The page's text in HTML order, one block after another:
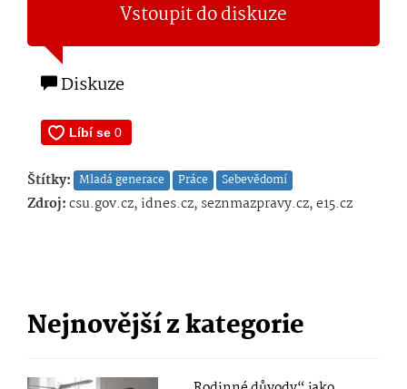
Vstoupit do diskuze
Diskuze
Štítky: Mladá generace Práce Sebevědomí
Zdroj:csu.gov.cz, idnes.cz, seznmazpravy.cz, e15.cz
Nejnovější z kategorie